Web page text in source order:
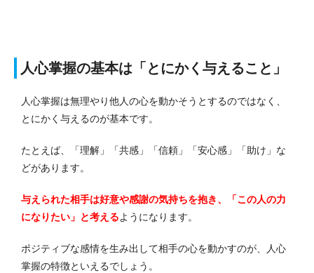
人心掌握の基本は「とにかく与えること」
人心掌握は無理やり他人の心を動かそうとするのではなく、
とにかく与えるのが基本です。
たとえば、「理解」「共感」「信頼」「安心感」「助け」な
どがあります。
与えられた相手は好意や感謝の気持ちを抱き、「この人の力
になりたい」と考えるようになります。
ポジティブな感情を生み出して相手の心を動かすのが、人心
掌握の特徴といえるでしょう。